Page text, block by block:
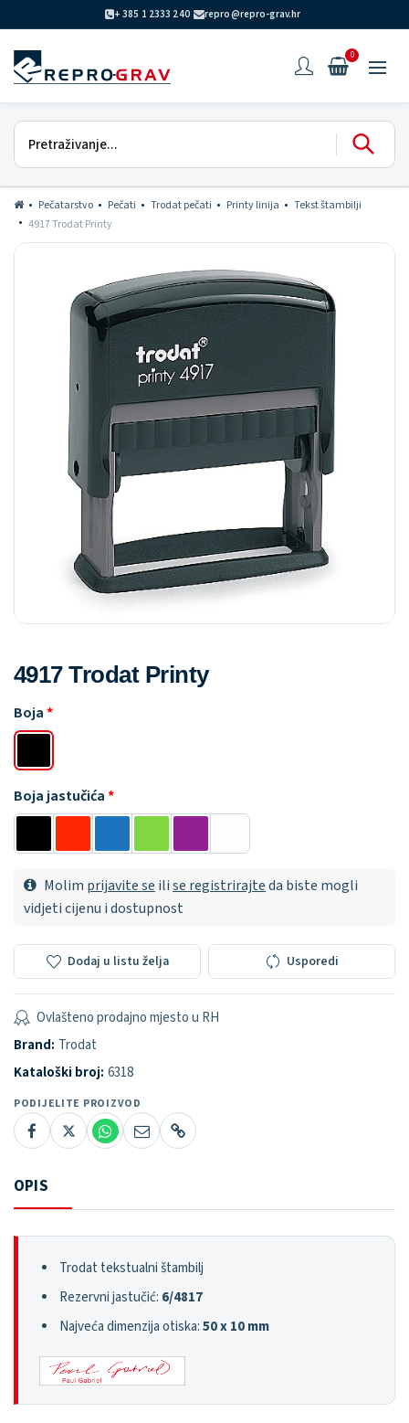
+ 385 1 2333 240 repro@repro-grav.hr
0
Pečatarstvo Pečati Trodat pečati Printy linija
Tekst štambilji
4917 Trodat Printy
4917 Trodat Printy
Boja
Boja jastučića
Molim prijavite se ilise registrirajteda biste mogli
vidjeti cijenu i dostupnost
Dodaj u listu želja Usporedi
Ovlašteno prodajno mjesto u RH
Brand: Trodat
Kataloški broj: 6318
PODIJELITE PROIZVOD
OPIS
Trodat tekstualni štambilj
Rezervni jastučić: 6/4817
Najveća dimenzija otiska:50 x 10 mm